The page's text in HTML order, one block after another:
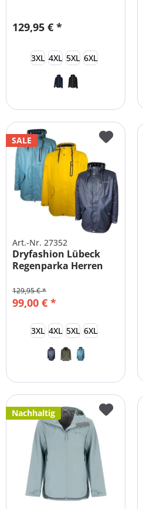
129,95 € *
3XL 4XL 5XL 6XL
SALE
Art.-Nr. 27352
Dryfashion Lübeck
Regenparka Herren
99,00 € *
129,95 € *
3XL 4XL 5XL 6XL
Nachhaltig